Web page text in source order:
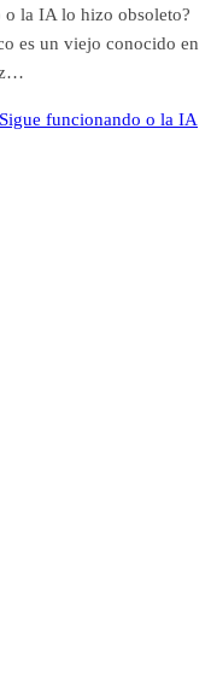
la IA lo hizo obsoleto?
es un viejo conocido en
funcionando o la IA